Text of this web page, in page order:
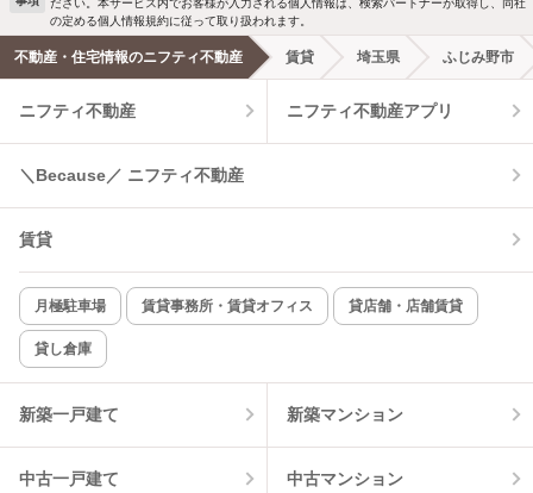
洗濯機置場あり 独立洗面台
エアコンあり 都市ガス
温水洗浄便座 オートロック
コンロ2口以上
新着のみ インターネット無料
該当件数:
14
物件一覧に反映
ださい。本サービス内でお客様が入力される個人情報は、検索パートナーが取得し、同社
の定める個人情報規約に従って取り扱われます。
不動産・住宅情報のニフティ不動産 賃貸 埼玉県 ふじみ野市
ニフティ不動産 ニフティ不動産アプリ
＼Because／ ニフティ不動産
賃貸
月極駐車場 賃貸事務所・賃貸オフィス 貸店舗・店舗賃貸
貸し倉庫
新築一戸建て 新築マンション
中古一戸建て 中古マンション